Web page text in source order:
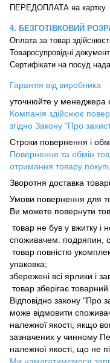
4. БЕЗГОТІВКОВИЙ
Оплата за товар
Товаросупровідні
Сертифікати на посуд
Гарантія від виробника
уточнюйте у менеджера
Компанія здійснює
згідно Закону "Про
Строки повернення і
Повернення та обмін
отримання товару
Зворотня доставка
Умови повернення для
Ви можете повернути
товар не був у вжитку і
споживачем: подряпин,
товар повністю
упаковка;
збережені всі ярлики і
товар зберігає товарний
Відповідно закону "Про
може відмовити
належної якості, якщо
зазначених у чинному
належної якості, що не
Ми намагатимемося